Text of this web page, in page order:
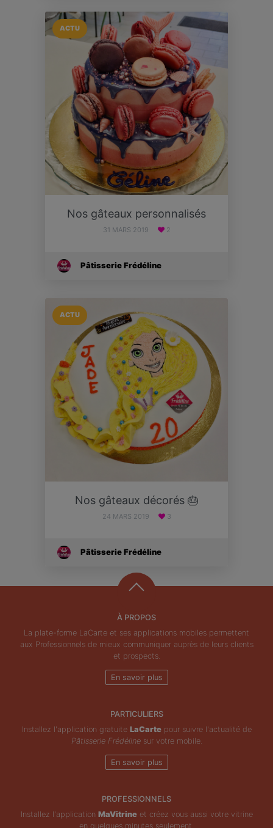
ACTU
Nos gâteaux personnalisés
31 MARS 2019 2
Pâtisserie Frédéline
ACTU
Nos gâteaux décorés 🎂
24 MARS 2019 3
Pâtisserie Frédéline
À PROPOS
La plate-forme LaCarte et ses applications mobiles permettent
aux Professionnels de mieux communiquer auprès de leurs clients
et prospects.
En savoir plus
PARTICULIERS
Installez l'application gratuite LaCartepour suivre l'actualité de
Pâtisserie Frédélinesur votre mobile.
En savoir plus
PROFESSIONNELS
Installez l'application MaVitrineet créez vous aussi votre vitrine
en quelques minutes seulement.